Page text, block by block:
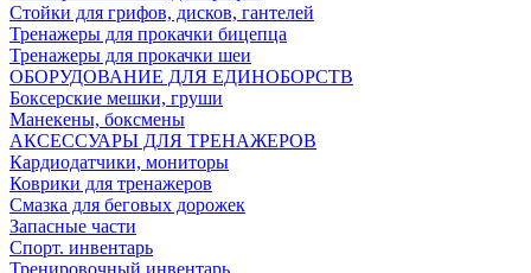
Стойки для грифов, дисков, гантелей
Тренажеры для прокачки бицепца
Тренажеры для прокачки шеи
ОБОРУДОВАНИЕ ДЛЯ ЕДИНОБОРСТВ
Боксерские мешки, груши
Манекены, боксмены
АКСЕССУАРЫ ДЛЯ ТРЕНАЖЕРОВ
Кардиодатчики, мониторы
Коврики для тренажеров
Смазка для беговых дорожек
Запасные части
Спорт. инвентарь
Тренировочный инвентарь